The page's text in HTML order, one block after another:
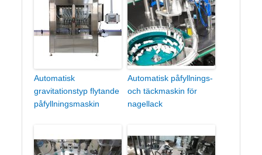
Automatisk
gravitationstyp flytande
påfyllningsmaskin
Automatisk påfyllnings-
och täckmaskin för
nagellack